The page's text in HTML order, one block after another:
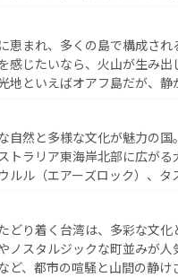
、南部のニューオーリンズで
の各地域で異なる魅力を楽
。車でのロードトリップや
だ。 なお、新着のアメリカ情報はコンテ
恵まれ、多くの島で構成さ
感じたいなら、火山が生み
地といえばオアフ島だが、
と呼ばれるおもてなしの心で
ードやハワイアンミュージッ
る。訪れるたびに新しい発
い。 なお、新着のハワイ情報はコンテン
自然と多様な文化が魅力の
トラリア東海岸北部に広が
ルル（エアーズロック）、
ふれている。アクティビティ
ウトドア好きにはたまらな
つくそう。 なお、新着のオーストラリア情報は
どり着く台湾は、多彩な文
ノスタルジックな町並みが
ど、都市の喧騒と山間の静